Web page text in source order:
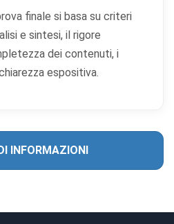
finale si basa su criteri
e sintesi, il rigore
dei contenuti, i
espositiva.
INFORMAZIONI